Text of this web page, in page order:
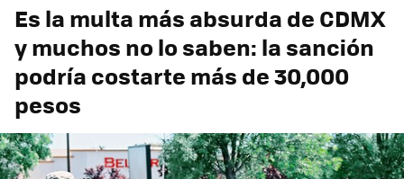
Es la multa más absurda de CDMX
y muchos no lo saben: la sanción
podría costarte más de 30,000
pesos